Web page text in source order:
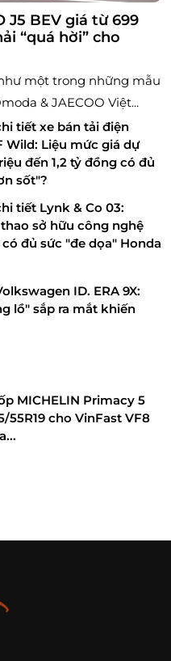
J5 BEV giá từ 699
“quá hời” cho
một trong những mẫu
& JAECOO Việt...
tiết xe bán tải điện
Wild: Liệu mức giá dự
đến 1,2 tỷ đồng có đủ
sốt"?
tiết Lynk & Co 03:
sở hữu công nghệ
đủ sức "đe dọa" Honda
ID. ERA 9X:
lồ" sắp ra mắt khiến
MICHELIN Primacy 5
55R19 cho VinFast VF8